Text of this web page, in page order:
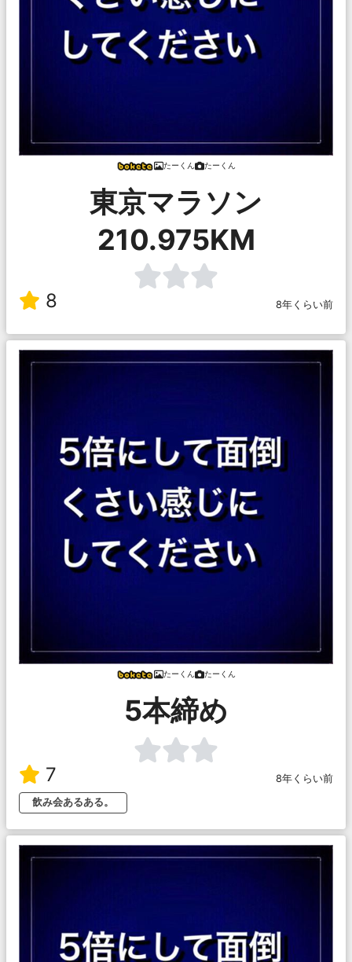
‌たーくん ‌たーくん
東京マラソン
210.975KM
8 8年くらい前
‌たーくん ‌たーくん
5本締め
7
8年くらい前
飲み会あるある。